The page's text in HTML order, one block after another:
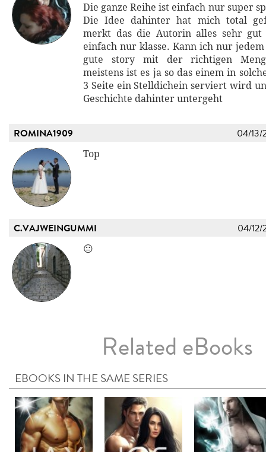
Die ganze Reihe ist einfach nur super
Die Idee dahinter hat mich total
merkt das die Autorin alles sehr gut
einfach nur klasse. Kann ich nur
gute story mit der richtigen
meistens ist es ja so das einem in
3 Seite ein Stelldichein serviert wird
Geschichte dahinter untergeht
ROMINA1909 04/13/
Top
C.VAJWEINGUMMI 04/12/
😐
Related eBooks
EBOOKS IN THE SAME SERIES